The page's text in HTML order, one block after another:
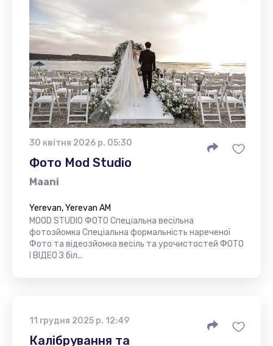
30 квітня 2026 р. 05:30
Фото Mod Studio
Maani
Yerevan, Yerevan AM
MOOD STUDIO ФОТО Спеціальна весільна
фотозйомка Спеціальна формальність нареченої
Фото та відеозйомка весіль та урочистостей ФОТО
І ВІДЕО З біл...
11 грудня 2025 р. 12:49
Калібрування та